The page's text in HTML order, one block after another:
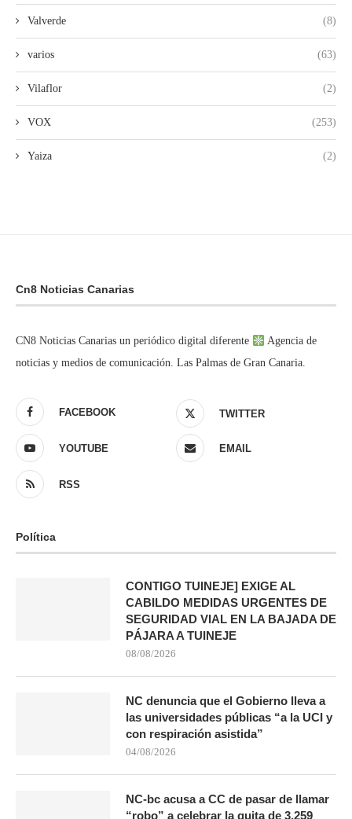
Valverde (8)
varios (63)
Vilaflor (2)
VOX (253)
Yaiza (2)
Cn8 Noticias Canarias
CN8 Noticias Canarias un periódico digital diferente
Agencia de
noticias y medios de comunicación. Las Palmas de Gran Canaria.
FACEBOOK TWITTER
YOUTUBE EMAIL
RSS
Política
CONTIGO TUINEJE] EXIGE AL
CABILDO MEDIDAS URGENTES DE
SEGURIDAD VIAL EN LA BAJADA DE
PÁJARA A TUINEJE
08/08/2026
NC denuncia que el Gobierno lleva a
las universidades públicas “a la UCI y
con respiración asistida”
04/08/2026
NC-bc acusa a CC de pasar de llamar
“robo” a celebrar la quita de 3.259